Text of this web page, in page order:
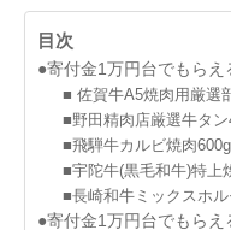
目次
●寄付金1万円台でもら
■ 佐賀牛A5焼肉用厳選
■野田精肉店厳選牛タン
■飛騨牛カルビ焼肉
■宇陀牛(黒毛和牛)特上
■長崎和牛ミックスホル
●寄付金1万円台でもら